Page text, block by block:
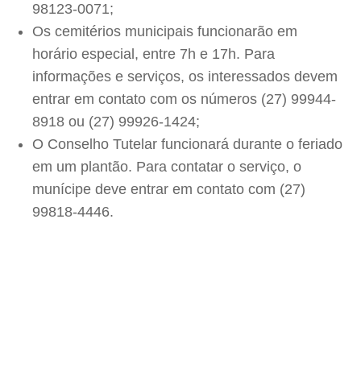
98123-0071;
Os cemitérios municipais funcionarão em
horário especial, entre 7h e 17h. Para
informações e serviços, os interessados devem
entrar em contato com os números (27) 99944-
8918 ou (27) 99926-1424;
O Conselho Tutelar funcionará durante o feriado
em um plantão. Para contatar o serviço, o
munícipe deve entrar em contato com (27)
99818-4446.